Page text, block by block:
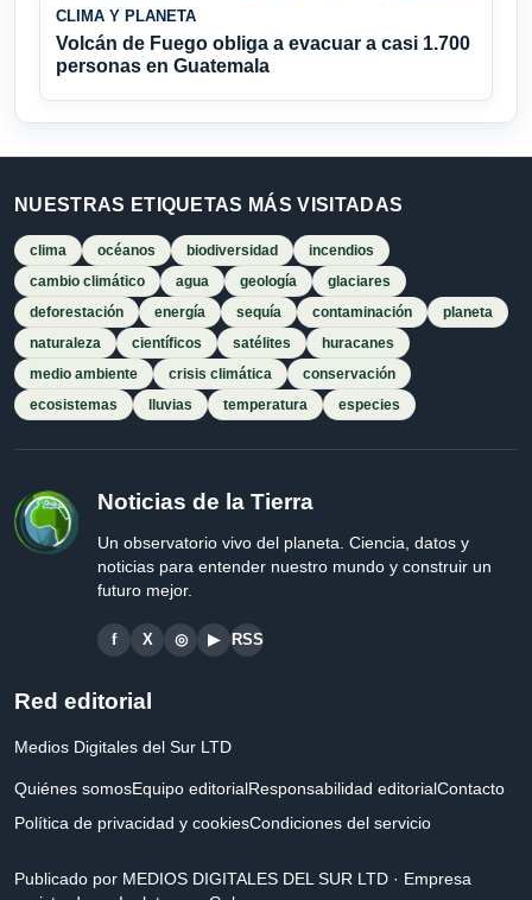
CLIMA Y PLANETA
Volcán de Fuego obliga a evacuar a casi 1.700
personas en Guatemala
NUESTRAS ETIQUETAS MÁS VISITADAS
clima océanos biodiversidad
incendios
cambio climático
agua geología
glaciares
deforestación
energía sequía contaminación
planeta
naturaleza
científicos satélites
huracanes
medio ambiente
crisis climática
conservación
ecosistemas
lluvias temperatura especies
Noticias de la Tierra
Un observatorio vivo del planeta. Ciencia, datos y
noticias para entender nuestro mundo y construir un
futuro mejor.
f X ◎ ▶ RSS
Red editorial
Medios Digitales del Sur LTD
Quiénes somosEquipo editorialResponsabilidad editorialContacto
Política de privacidad y cookiesCondiciones del servicio
Publicado por MEDIOS DIGITALES DEL SUR LTD · Empresa